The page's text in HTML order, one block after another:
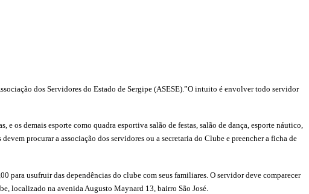
dos Servidores do Estado de Sergipe (ASESE).”O intuito é envolver todo servidor
os demais esporte como quadra esportiva salão de festas, salão de dança, esporte náutico,
procurar a associação dos servidores ou a secretaria do Clube e preencher a ficha de
usufruir das dependências do clube com seus familiares. O servidor deve comparecer
localizado na avenida Augusto Maynard 13, bairro São José.